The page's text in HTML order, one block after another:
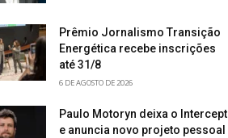
Prêmio Jornalismo Transição
Energética recebe inscrições
até 31/8
6 DE AGOSTO DE 2026
Paulo Motoryn deixa o Intercept
e anuncia novo projeto pessoal